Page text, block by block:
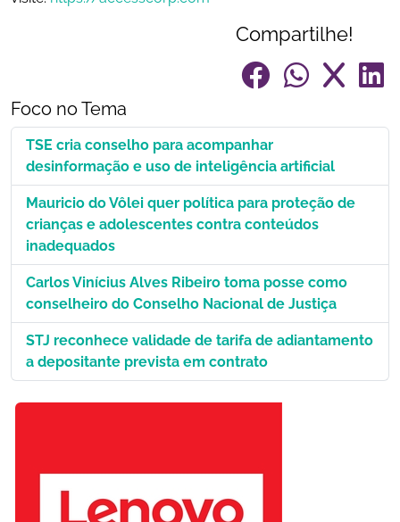
Compartilhe!
Foco no Tema
TSE cria conselho para acompanhar
desinformação e uso de inteligência artificial
Mauricio do Vôlei quer política para proteção de
crianças e adolescentes contra conteúdos
inadequados
Carlos Vinícius Alves Ribeiro toma posse como
conselheiro do Conselho Nacional de Justiça
STJ reconhece validade de tarifa de adiantamento
a depositante prevista em contrato